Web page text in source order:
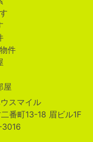
件
屋
スマイル
番町13-18 眉ビル1F